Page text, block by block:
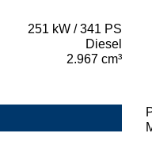
251 kW / 341 PS
Diesel
2.967 cm³